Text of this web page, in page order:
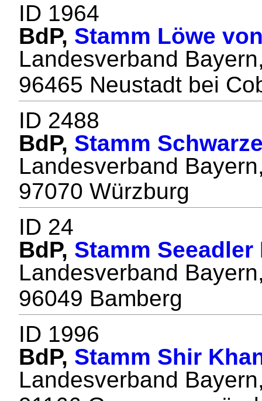
ID 1964
BdP, Stamm Löwe
Landesverband
96465 Neustadt bei
ID 2488
BdP, Stamm
Landesverband
97070 Würzburg
ID 24
BdP, Stamm Seeadler
Landesverband
96049 Bamberg
ID 1996
BdP, Stamm Shir
Landesverband